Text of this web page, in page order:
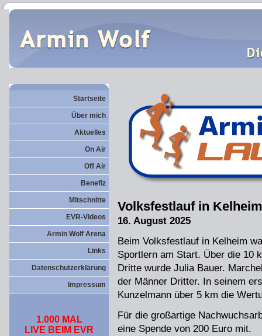
Startseite
Über mich
Aktuelles
On Air
Off Air
Benefiz
Mitschnitte
EVR-Videos
Armin Wolf Arena
Links
Datenschutzerklärung
Impressum
1.000 MAL
LIVE BEIM EVR
Volksfestlauf in Kelheim
16. August 2025
Beim Volksfestlauf in Kelheim
Sportlern am Start. Über die 10
Dritte wurde Julia Bauer.
der Männer Dritter. In seinem
Kunzelmann über 5 km die
Für die großartige
eine Spende von 200 Euro mit.